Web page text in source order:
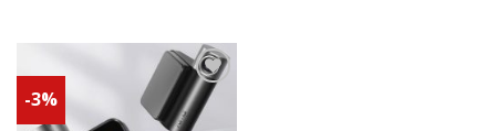
-3%
Add to
wishlist